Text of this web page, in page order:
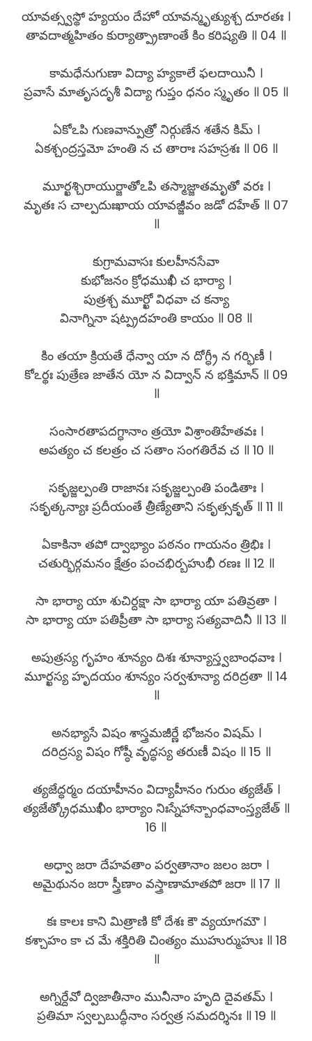
యావత్స్వస్థో హ్యయం దేహో యావన్మృత్యుశ్చ దూరతః ।
తావదాత్మహితం కుర్యాత్ప్రాణాంతే కిం కరిష్యతి ॥ 04 ॥
కామధేనుగుణా విద్యా హ్యకాలే ఫలదాయినీ ।
ప్రవాసే మాతృసదృశీ విద్యా గుప్తం ధనం స్మృతం ॥ 05 ॥
ఏకోఽపి గుణవాన్పుత్రో నిర్గుణేన శతేన కిమ్ ।
ఏకశ్చంద్రస్తమో హంతి న చ తారాః సహస్రశః ॥ 06 ॥
మూర్ఖశ్చిరాయుర్జాతోఽపి తస్మాజ్జాతమృతో వరః ।
మృతః స చాల్పదుఃఖాయ యావజ్జీవం జడో దహేత్ ॥ 07
॥
కుగ్రామవాసః కులహీనసేవా
కుభోజనం క్రోధముఖీ చ భార్యా ।
పుత్రశ్చ మూర్ఖో విధవా చ కన్యా
వినాగ్నినా షట్ప్రదహంతి కాయం ॥ 08 ॥
కిం తయా క్రియతే ధేన్వా యా న దోగ్ధ్రీ న గర్భిణీ ।
కోఽర్థః పుత్రేణ జాతేన యో న విద్వాన్ న భక్తిమాన్ ॥ 09
॥
సంసారతాపదగ్ధానాం త్రయో విశ్రాంతిహేతవః ।
అపత్యం చ కలత్రం చ సతాం సంగతిరేవ చ ॥ 10 ॥
సకృజ్జల్పంతి రాజానః సకృజ్జల్పంతి పండితాః ।
సకృత్కన్యాః ప్రదీయంతే త్రీణ్యేతాని సకృత్సకృత్ ॥ 11 ॥
ఏకాకినా తపో ద్వాభ్యాం పఠనం గాయనం త్రిభిః ।
చతుర్భిర్గమనం క్షేత్రం పంచభిర్బహుభీ రణః ॥ 12 ॥
సా భార్యా యా శుచిర్దక్షా సా భార్యా యా పతివ్రతా ।
సా భార్యా యా పతిప్రీతా సా భార్యా సత్యవాదినీ ॥ 13 ॥
అపుత్రస్య గృహం శూన్యం దిశః శూన్యాస్త్వబాంధవాః ।
మూర్ఖస్య హృదయం శూన్యం సర్వశూన్యా దరిద్రతా ॥ 14
॥
అనభ్యాసే విషం శాస్త్రమజీర్ణే భోజనం విషమ్ ।
దరిద్రస్య విషం గోష్ఠీ వృద్ధస్య తరుణీ విషం ॥ 15 ॥
త్యజేద్ధర్మం దయాహీనం విద్యాహీనం గురుం త్యజేత్ ।
త్యజేత్క్రోధముఖీం భార్యాం నిఃస్నేహాన్బాంధవాంస్త్యజేత్ ॥
16 ॥
అధ్వా జరా దేహవతాం పర్వతానాం జలం జరా ।
అమైథునం జరా స్త్రీణాం వస్త్రాణామాతపో జరా ॥ 17 ॥
కః కాలః కాని మిత్రాణి కో దేశః కౌ వ్యయాగమౌ ।
కశ్చాహం కా చ మే శక్తిరితి చింత్యం ముహుర్ముహుః ॥ 18
॥
అగ్నిర్దేవో ద్విజాతీనాం మునీనాం హృది దైవతమ్ ।
ప్రతిమా స్వల్పబుద్ధీనాం సర్వత్ర సమదర్శినః ॥ 19 ॥